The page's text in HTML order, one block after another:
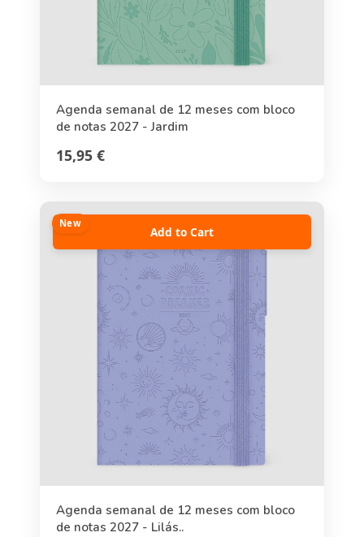
Agenda semanal de 12 meses com bloco
de notas 2027 - Jardim
15,95 €
New
Add to Cart
Agenda semanal de 12 meses com bloco
de notas 2027 - Lilás..